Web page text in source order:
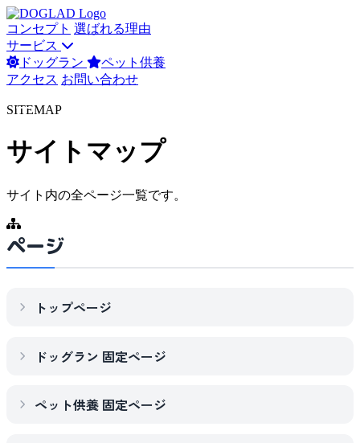
コンセプト 選ばれる理由
サービス
ドッグラン
ペット供養
アクセス お問い合わせ
SITEMAP
サイトマップ
サイト内の全ページ一覧です。
ページ
トップページ
ドッグラン 固定ページ
ペット供養 固定ページ